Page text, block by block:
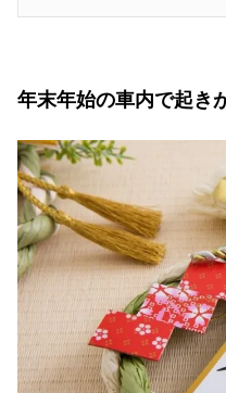
年末年始の車内で起き